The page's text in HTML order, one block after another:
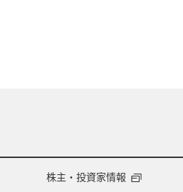
株主・投資家情報